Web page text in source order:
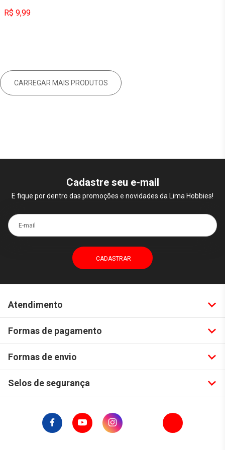
R$ 9,99
CARREGAR MAIS PRODUTOS
Cadastre seu e-mail
E fique por dentro das promoções e novidades da Lima Hobbies!
E-mail
Atendimento
Formas de pagamento
Formas de envio
Selos de segurança